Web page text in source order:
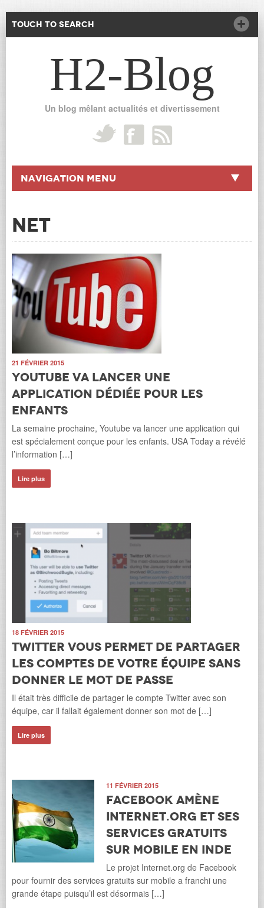
Touch to Search
H2-Blog
Un blog mêlant actualités et divertissement
Navigation Menu
Net
21 FÉVRIER 2015
Youtube va lancer une
application dédiée pour les
enfants
La semaine prochaine, Youtube va lancer une application qui
est spécialement conçue pour les enfants. USA Today a révélé
l’information […]
Lire plus
18 FÉVRIER 2015
Twitter vous permet de partager
les comptes de votre équipe sans
donner le mot de passe
Il était très difficile de partager le compte Twitter avec son
équipe, car il fallait également donner son mot de […]
Lire plus
11 FÉVRIER 2015
Facebook amène
Internet.org et ses
services gratuits
sur mobile en Inde
Le projet Internet.org de Facebook
pour fournir des services gratuits sur mobile a franchi une
grande étape puisqu’il est désormais […]